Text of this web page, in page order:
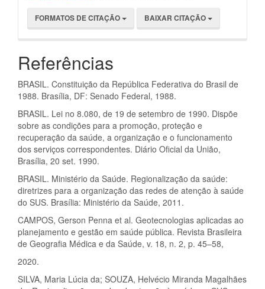
FORMATOS DE CITAÇÃO BAIXAR CITAÇÃO
Referências
BRASIL. Constituição da República Federativa do Brasil de
1988. Brasília, DF: Senado Federal, 1988.
BRASIL. Lei no 8.080, de 19 de setembro de 1990. Dispõe
sobre as condições para a promoção, proteção e
recuperação da saúde, a organização e o funcionamento
dos serviços correspondentes. Diário Oficial da União,
Brasília, 20 set. 1990.
BRASIL. Ministério da Saúde. Regionalização da saúde:
diretrizes para a organização das redes de atenção à saúde
do SUS. Brasília: Ministério da Saúde, 2011.
CAMPOS, Gerson Penna et al. Geotecnologias aplicadas ao
planejamento e gestão em saúde pública. Revista Brasileira
de Geografia Médica e da Saúde, v. 18, n. 2, p. 45–58,
2020.
SILVA, Maria Lúcia da; SOUZA, Helvécio Miranda Magalhães